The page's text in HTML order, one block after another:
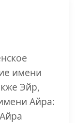
имени
Эйр,
Айра: